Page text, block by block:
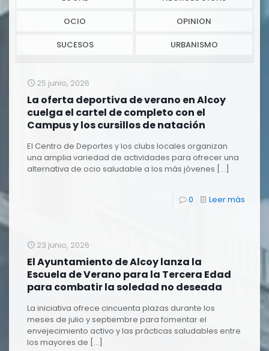
OCIO OPINION
SUCESOS URBANISMO
25 junio, 2026
La oferta deportiva de verano en Alcoy
cuelga el cartel de completo con el
Campus y los cursillos de natación
El Centro de Deportes y los clubs locales organizan
una amplia variedad de actividades para ofrecer una
alternativa de ocio saludable a los más jóvenes […]
0 Leer más
23 junio, 2026
El Ayuntamiento de Alcoy lanza la
Escuela de Verano para la Tercera Edad
para combatir la soledad no deseada
La iniciativa ofrece cincuenta plazas durante los
meses de julio y septiembre para fomentar el
envejecimiento activo y las prácticas saludables entre
los mayores de […]